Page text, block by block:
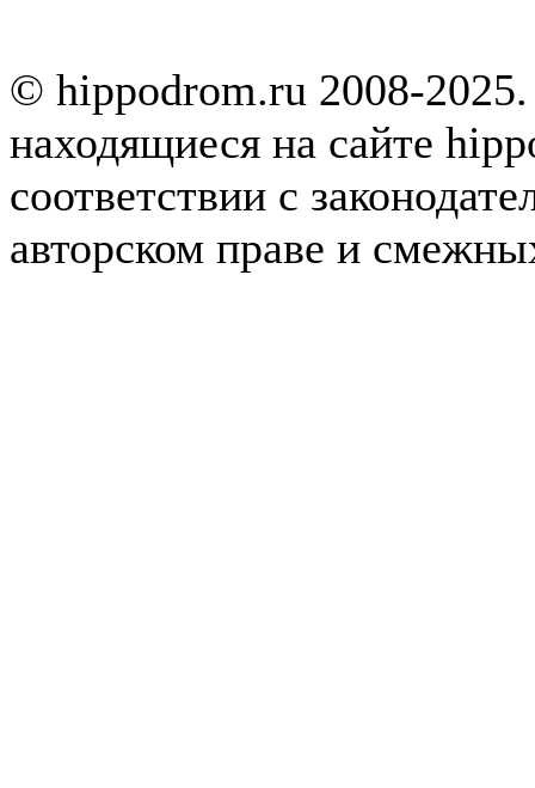
© hippodrom.ru 2008-
находящиеся на сайте
соответствии с
авторском праве и